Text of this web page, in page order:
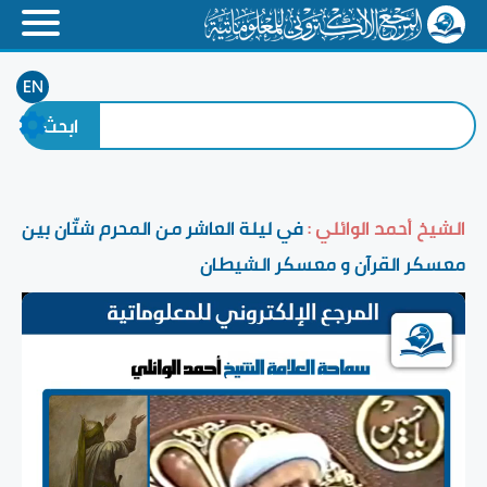
EN
الشيخ أحمد الوائلي :في ليلة العاشر من المحرم شتّان بين
معسكر القرآن و معسكر الشيطان